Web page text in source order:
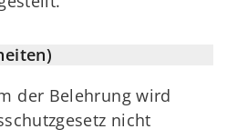
der Belehrung wird
nicht